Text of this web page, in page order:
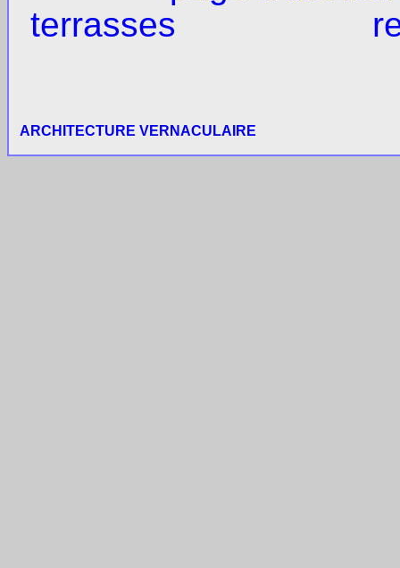
terrasses
ARCHITECTURE VERNACULAIRE